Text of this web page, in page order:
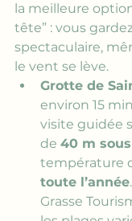
la meilleure
tête” : vous
spectaculaire,
le vent se lève.
Grotte de
environ 15
visite guidée
de 40 m
température
toute l’année.
Grasse